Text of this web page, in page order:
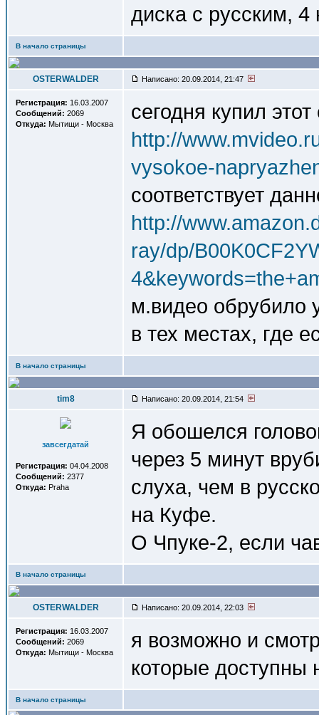
диска с русским, 4
В начало страницы
OSTERWALDER Написано: 20.09.2014, 21:47
Регистрация: 16.03.2007
Сообщений: 2069
Откуда: Мытищи - Москва
сегодня купил
http://
vysokoe-
соответствует
http://
ray/dp/
м.видео обрубило
в тех местах, где
В начало страницы
tim8 Написано: 20.09.2014, 21:54
завсегдатай
Регистрация: 04.04.2008
Сообщений: 2377
Откуда: Praha
Я обошелся
через 5 минут
слуха, чем в
на Куфе.
О Чпуке-2, если
В начало страницы
OSTERWALDER Написано: 20.09.2014, 22:03
Регистрация: 16.03.2007
Сообщений: 2069
Откуда: Мытищи - Москва
я возможно и
которые доступны
В начало страницы